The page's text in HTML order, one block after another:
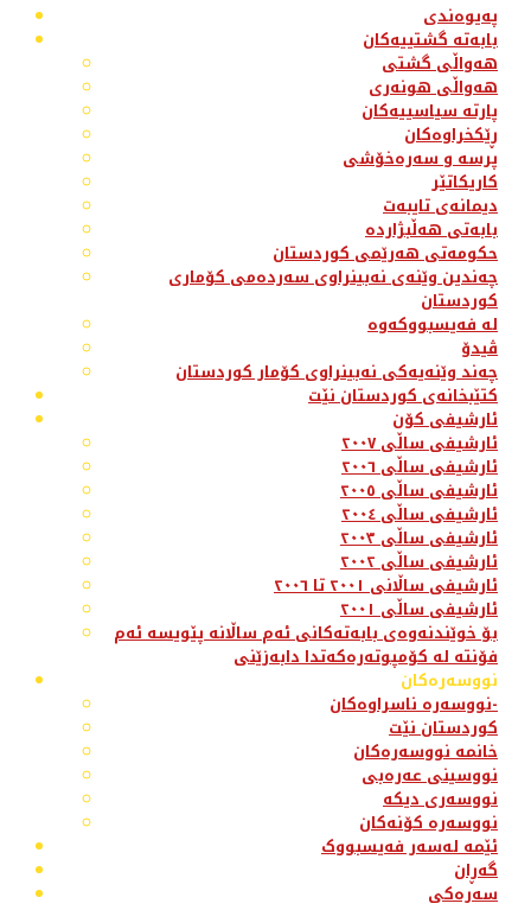
پەیوەندی
بابەتە گشتییەکان
هەواڵی گشتی
هەواڵی هونەری
پارتە سیاسییەکان
ڕێکخراوەکان
پرسە و سەرەخۆشی
کاریکاتێر
دیمانەی تایبەت
بابەتی هەڵبژاردە
حکومەتی هەرێمی کوردستان
چەندین وێنەی نەبینراوی سەردەمی کۆماری
کوردستان
لە فەیسبووکەوە
ڤیدۆ
چەند وێنەیەکی نەبینراوی کۆمار کوردستان
کتێبخانەی کوردستان نێت
ئارشیفی کۆن
ئارشیفی ساڵی ٢٠٠٧
ئارشیفی ساڵی ٢٠٠٦
ئارشیفی ساڵی ٢٠٠٥
ئارشیفی ساڵی ٢٠٠٤
ئارشیفی ساڵی ٢٠٠٣
ئارشیفی ساڵی ٢٠٠٢
ئارشیفی ساڵانی ٢٠٠١ تا ٢٠٠٦
ئارشیفی ساڵی ٢٠٠١
بۆ خوێندنەوەی بابەتەکانی ئەم ساڵانە پێویسە ئەم
فۆنتە لە کۆمپوتەرەکەتدا دابەزێنی
نووسەرەکان
نووسەرە ناسراوەکان-
کوردستان نێت
خانمە نووسەرەکان
نووسینی عەرەبی
نووسەری دیکە
نووسەرە کۆنەکان
ئێمە لەسەر فەیسبووک
گەڕان
سەرەکی